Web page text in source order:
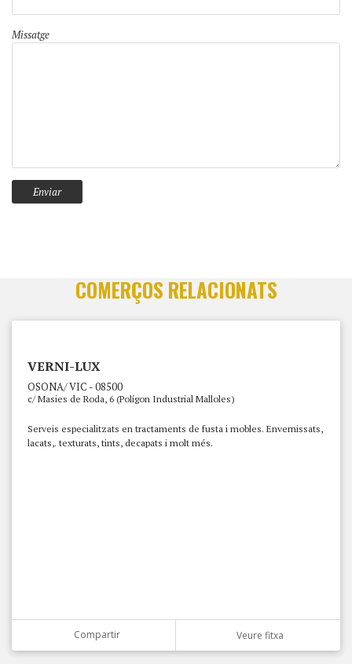
Missatge
COMERÇOS RELACIONATS
VERNI-LUX
OSONA/ VIC - 08500
c/ Masies de Roda, 6 (Polígon Industrial Malloles)
Serveis especialitzats en tractaments de fusta i mobles. Envernissats,
lacats,. texturats, tints, decapats i molt més.
Compartir Veure fitxa